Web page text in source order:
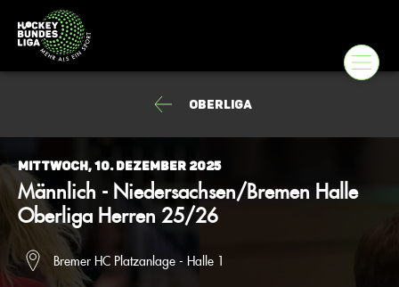
Oberliga
Mittwoch, 10. Dezember 2025
Männlich - Niedersachsen/Bremen Halle
Oberliga Herren 25/26
Bremer HC Platzanlage - Halle 1